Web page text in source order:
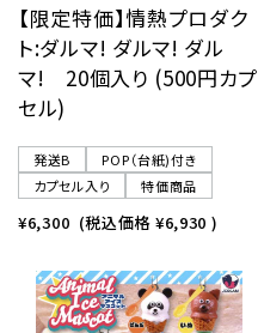
【限定特価】情熱プロダク
ト:ダルマ! ダルマ! ダル
マ! 20個入り (500円カプ
セル)
発送B
POP（台紙)付き
カプセル入り
特価商品
¥6,300 (税込価格 ¥6,930 )